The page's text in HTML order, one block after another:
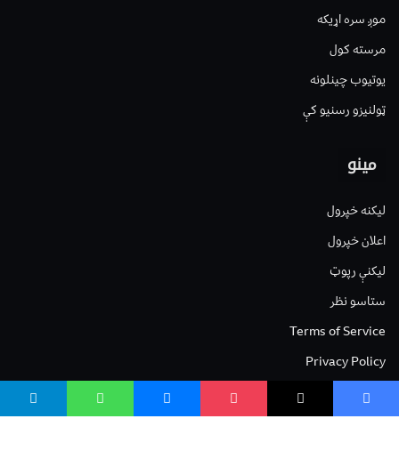
موږ سره اړیکه
مرسته کول
یوتیوب چینلونه
ټولنیزو رسنیو کې
مینو
لیکنه خپرول
اعلان خپرول
لیکنې رپوټ
ستاسو نظر
Terms of Service
Privacy Policy
Cookies Policy